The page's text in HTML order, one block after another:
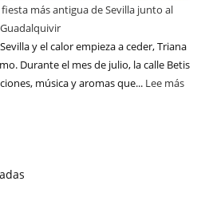
fiesta más antigua de Sevilla junto al
Guadalquivir
y el calor empieza a ceder, Triana
Durante el mes de julio, la calle Betis
música y aromas que... Lee más